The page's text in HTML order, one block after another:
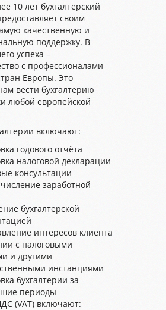
10 лет бухгалтерский
своим
качественную и
поддержку. В
успеха –
с профессионалами
Европы. Это
вести бухгалтерию
любой европейской
включают:
годового отчёта
налоговой декларации
консультации
заработной
бухгалтерской
интересов клиента
с налоговыми
и другими
инстанциями
бухгалтерии за
периоды
(VAT) включают: